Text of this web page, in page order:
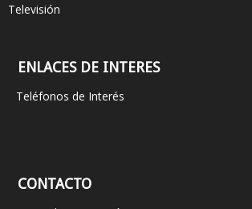
Televisión
ENLACES DE INTERES
Teléfonos de Interés
CONTACTO